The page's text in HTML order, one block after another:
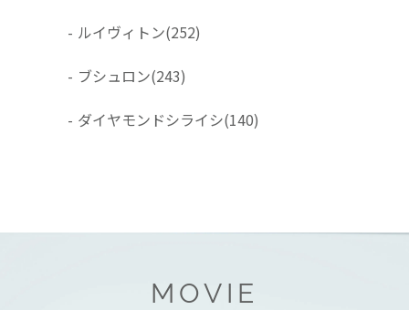
- ルイヴィトン(252)
- ブシュロン(243)
- ダイヤモンドシライシ(140)
MOVIE